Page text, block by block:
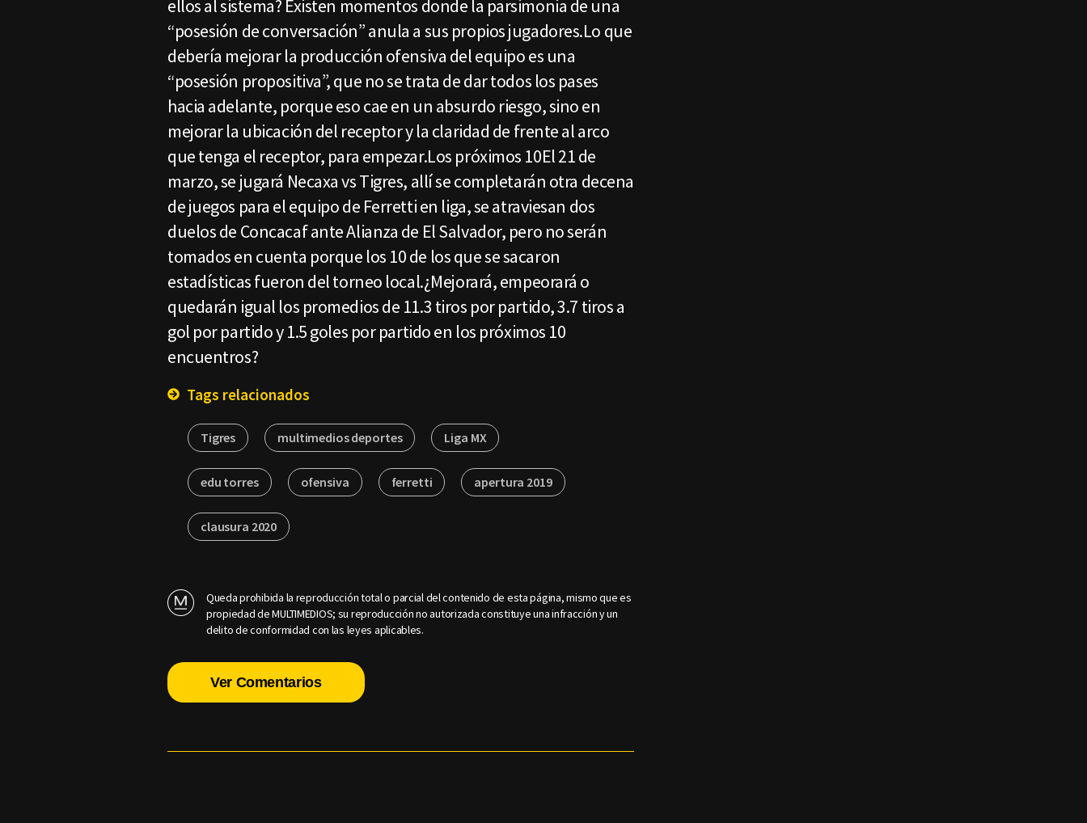
ellos al sistema? Existen momentos donde la parsimonia de una
“posesión de conversación” anula a sus propios jugadores.Lo que
debería mejorar la producción ofensiva del equipo es una
“posesión propositiva”, que no se trata de dar todos los pases
hacia adelante, porque eso cae en un absurdo riesgo, sino en
mejorar la ubicación del receptor y la claridad de frente al arco
que tenga el receptor, para empezar.Los próximos 10El 21 de
marzo, se jugará Necaxa vs Tigres, allí se completarán otra decena
de juegos para el equipo de Ferretti en liga, se atraviesan dos
duelos de Concacaf ante Alianza de El Salvador, pero no serán
tomados en cuenta porque los 10 de los que se sacaron
estadísticas fueron del torneo local.¿Mejorará, empeorará o
quedarán igual los promedios de 11.3 tiros por partido, 3.7 tiros a
gol por partido y 1.5 goles por partido en los próximos 10
encuentros?
Tags relacionados
Tigres multimedios deportes Liga MX
edu torres ofensiva ferretti apertura 2019
clausura 2020
Queda prohibida la reproducción total o parcial del contenido de esta página, mismo que es
propiedad de MULTIMEDIOS; su reproducción no autorizada constituye una infracción y un
delito de conformidad con las leyes aplicables.
Ver Comentarios